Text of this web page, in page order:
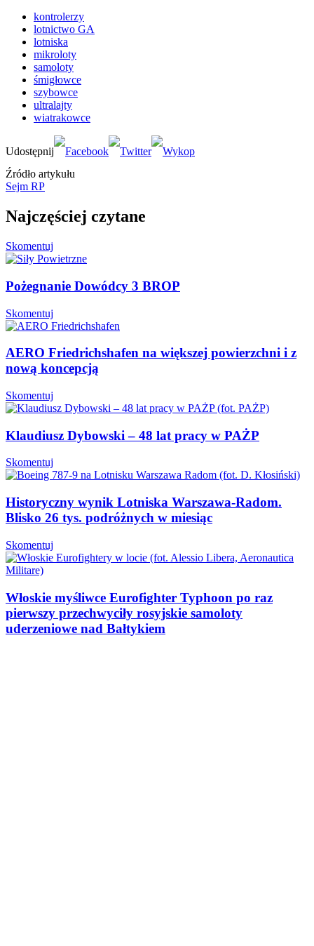
kontrolerzy
lotnictwo GA
lotniska
mikroloty
samoloty
śmigłowce
szybowce
ultralajty
wiatrakowce
Źródło artykułu
Sejm RP
Najczęściej czytane
Skomentuj
Pożegnanie Dowódcy 3 BROP
Skomentuj
AERO Friedrichshafen na większej powierzchni i z
nową koncepcją
Skomentuj
Klaudiusz Dybowski – 48 lat pracy w PAŻP
Skomentuj
Historyczny wynik Lotniska Warszawa-Radom.
Blisko 26 tys. podróżnych w miesiąc
Skomentuj
Włoskie myśliwce Eurofighter Typhoon po raz
pierwszy przechwyciły rosyjskie samoloty
uderzeniowe nad Bałtykiem